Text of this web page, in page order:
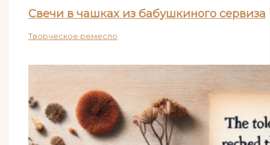
Свечи в чашках из бабушкиного сервиза
Творческое ремесло